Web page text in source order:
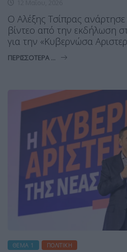
Ο Αλέξης Τσίπρας
βίντεο από την εκδήλωση
για την «Κυβερνώσα
ΠΕΡΙΣΣΌΤΕΡΑ ...
ΘΈΜΑ 1 ΠΟΛΙΤΙΚΉ